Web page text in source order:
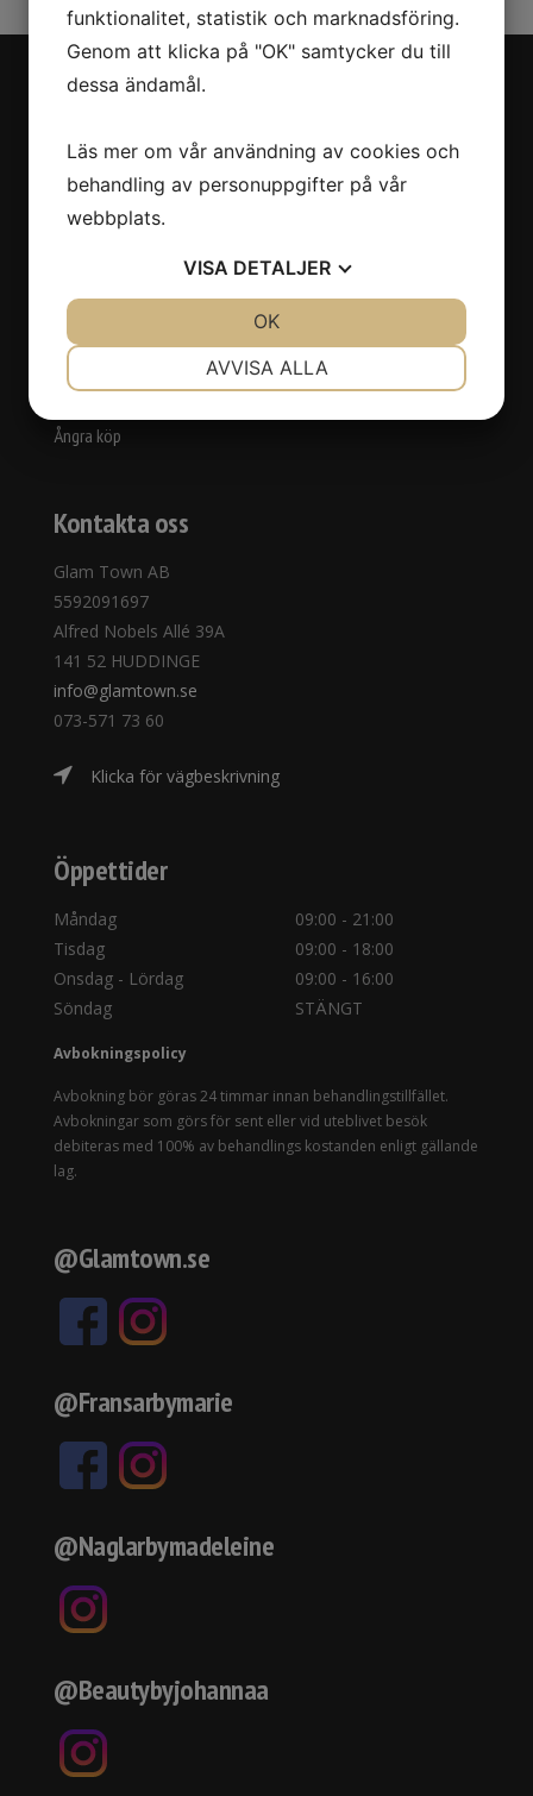
Behandlingar
Priser
Ny kund
Avbokningspolicy
Ångra köp
Kontakta oss
Glam Town AB
5592091697
Alfred Nobels Allé 39A
141 52 HUDDINGE
info@glamtown.se
073-571 73 60
Klicka för vägbeskrivning
Öppettider
Måndag
09:00 - 21:00
Tisdag
09:00 - 18:00
Onsdag - Lördag
09:00 - 16:00
Söndag
STÄNGT
Avbokningspolicy
Avbokning bör göras 24 timmar innan behandlingstillfället.
Avbokningar som görs för sent eller vid uteblivet besök
debiteras med 100% av behandlings kostanden enligt gällande
lag.
@Glamtown.se
@Fransarbymarie
@Naglarbymadeleine
@Beautybyjohannaa
funktionalitet, statistik och marknadsföring.
Genom att klicka på "OK" samtycker du till
dessa ändamål.
Läs mer om vår användning av cookies och
behandling av personuppgifter på vår
webbplats.
VISA DETALJER
MARKNADSFÖRING
AVVISA ALLA
OK